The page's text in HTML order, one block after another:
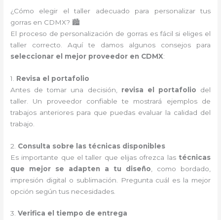
¿Cómo elegir el taller adecuado para personalizar tus
gorras en CDMX? 🏙️
El proceso de personalización de gorras es fácil si eliges el
taller correcto. Aquí te damos algunos consejos para
seleccionar el mejor proveedor en CDMX:
1. Revisa el portafolio
Antes de tomar una decisión, revisa el portafolio del
taller. Un proveedor confiable te mostrará ejemplos de
trabajos anteriores para que puedas evaluar la calidad del
trabajo.
2. Consulta sobre las técnicas disponibles
Es importante que el taller que elijas ofrezca las técnicas
que mejor se adapten a tu diseño , como bordado,
impresión digital o sublimación. Pregunta cuál es la mejor
opción según tus necesidades.
3.Verifica el tiempo de entrega